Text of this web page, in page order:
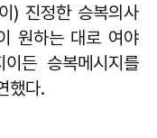
) 진정한 승복의사
원하는 대로 여야
든 승복메시지를
했다.